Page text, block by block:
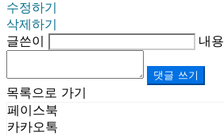
수정하기
삭제하기
글쓴이
내용
댓글 쓰기
목록으로 가기
페이스북
카카오톡